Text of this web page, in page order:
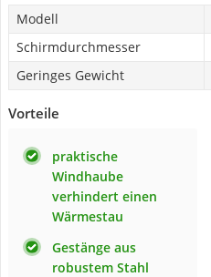
Modell
Schirmdurchmesser
Geringes Gewicht
Vorteile
praktische
Windhaube
verhindert einen
Wärmestau
Gestänge aus
robustem Stahl